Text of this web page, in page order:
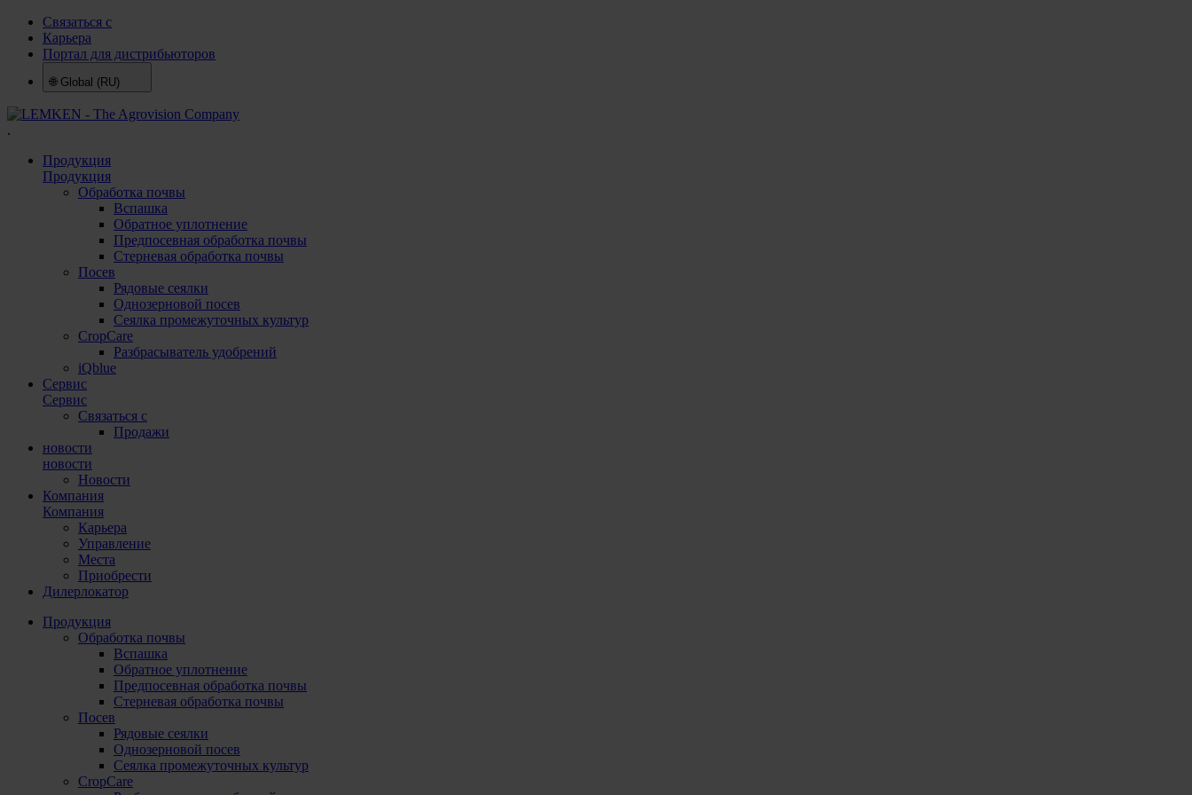
Связаться с
Карьера
Портал для дистрибьюторов
🌐 Global (RU)
.
Продукция
Продукция
Обработка почвы
Вспашка
Обратное уплотнение
Предпосевная обработка почвы
Стерневая обработка почвы
Посев
Рядовые сеялки
Однозерновой посев
Сеялка промежуточных культур
CropCare
Разбрасыватель удобрений
iQblue
Сервис
Сервис
Связаться с
Продажи
новости
новости
Новости
Компания
Компания
Карьера
Управление
Места
Приобрести
Дилерлокатор
Продукция
Обработка почвы
Вспашка
Обратное уплотнение
Предпосевная обработка почвы
Стерневая обработка почвы
Посев
Рядовые сеялки
Однозерновой посев
Сеялка промежуточных культур
CropCare